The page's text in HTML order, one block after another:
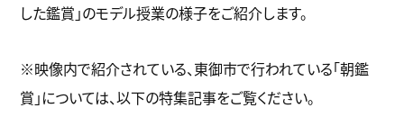
した鑑賞」のモデル授業の様子をご紹介します。
※映像内で紹介されている、東御市で行われている「朝鑑
賞」については、以下の特集記事をご覧ください。